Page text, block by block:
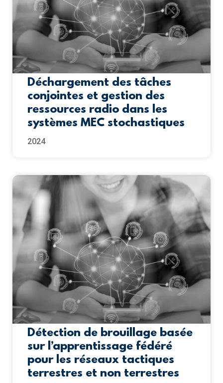
Déchargement des tâches
conjointes et gestion des
ressources radio dans les
systèmes MEC stochastiques
2024
Détection de brouillage basée
sur l’apprentissage fédéré
pour les réseaux tactiques
terrestres et non terrestres